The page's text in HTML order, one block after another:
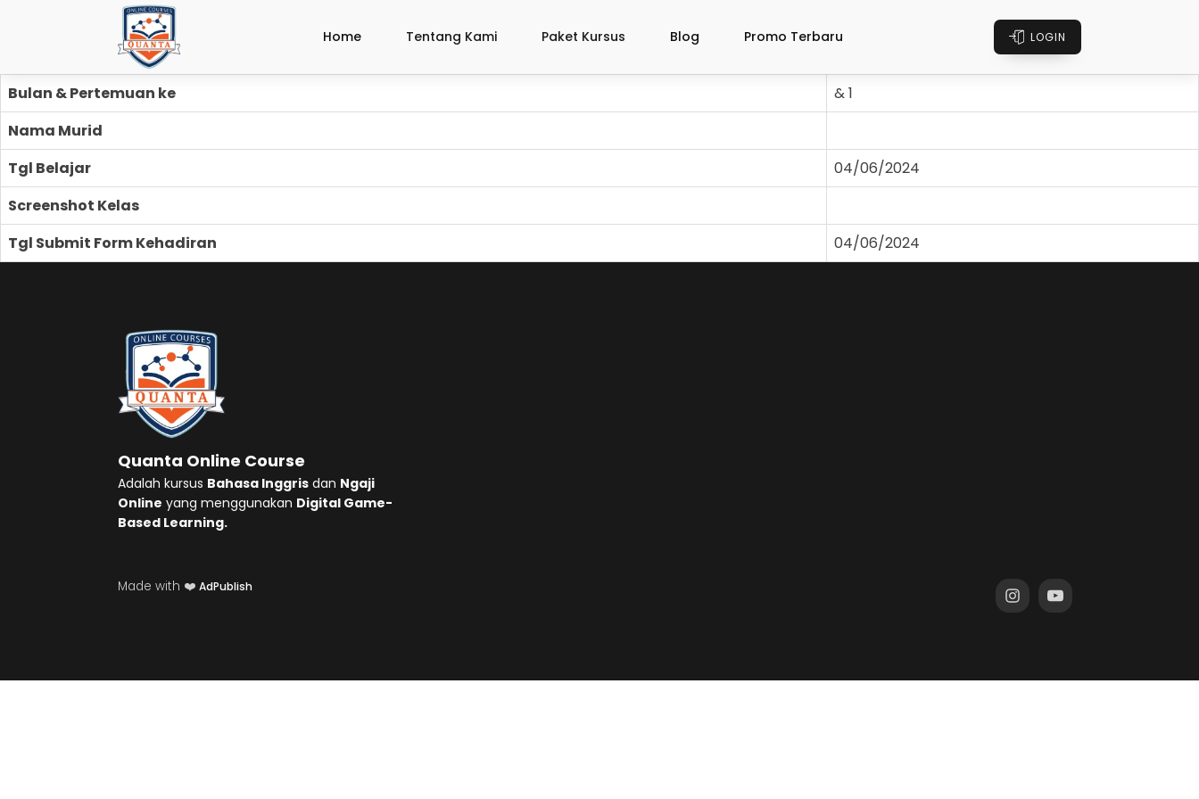
Home Tentang Kami Paket Kursus Blog Promo Terbaru LOGIN
Bulan & Pertemuan ke
& 1
Nama Murid
Tgl Belajar
04/06/2024
Screenshot Kelas
Tgl Submit Form Kehadiran
04/06/2024
Quanta Online Course
Adalah kursus Bahasa Inggris dan Ngaji
Online yang menggunakan Digital Game-
Based Learning.
Made with ❤️ AdPublish